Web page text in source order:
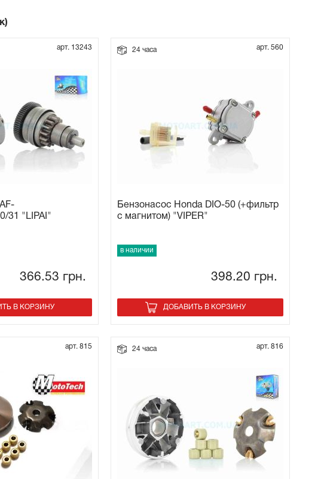
арт. 13243
31 "LIPAI"
366.53 грн.
В КОРЗИНУ
24 часа арт. 560
Бензонасос Honda DIO-50 (+фильтр
с магнитом) "VIPER"
в наличии
398.20 грн.
ДОБАВИТЬ В КОРЗИНУ
арт. 815 24 часа арт. 816